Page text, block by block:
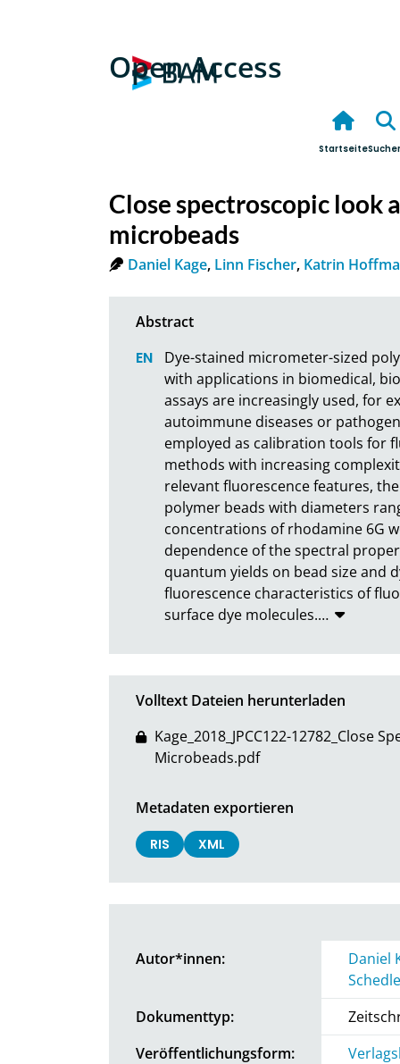
Open Access
Startseite
Close spectroscopic look
microbeads
Daniel Kage, Linn Fischer, Katrin
Dye-stained micrometer-sized
with applications in biomedical,
assays are increasingly used, for
autoimmune diseases or
employed as calibration tools for
methods with increasing
relevant fluorescence features,
polymer beads with diameters
concentrations of rhodamine 6G
dependence of the spectral
quantum yields on bead size
fluorescence characteristics of
surface dye molecules.…
Volltext Dateien herunterladen
Kage_2018_JPCC122-12782_Close
Microbeads.pdf
Metadaten exportieren
RIS XML
Autor*innen:
Daniel
Dokumenttyp:
Veröffentlichungsform: